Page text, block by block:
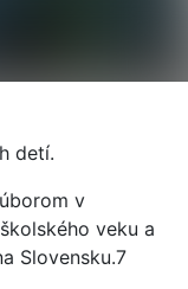
detí.
v
veku a
Slovensku.7